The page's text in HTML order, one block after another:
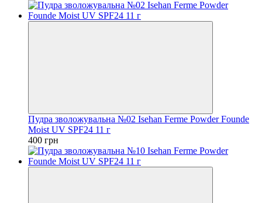
Пудра зволожувальна №02 Isehan Ferme Powder Founde
Moist UV SPF24 11 г
400 грн